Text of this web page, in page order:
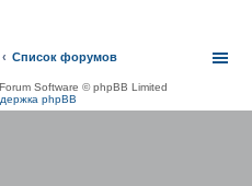
Список форумов
Software © phpBB Limited
phpBB